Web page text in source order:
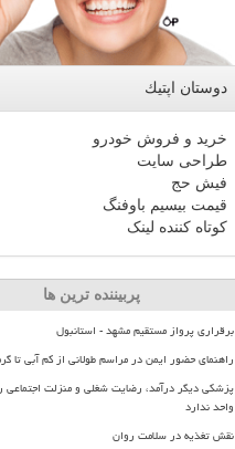
دوستان اپتیك
خرید و فروش خودرو
طراحی سایت
فیش حج
قیمت بیسیم باوفنگ
کوتاه کننده لینک
پربیننده ترین ها
برقراری پرواز مستقیم مشهد - استانبول
راهنمای حضور ایمن در مراسم طولانی از کم آبی تا
پزشکی دیگر درآمد، رضایت شغلی و منزلت اجتماعی
واحد ندارد
نقش تغذیه در سلامت روان